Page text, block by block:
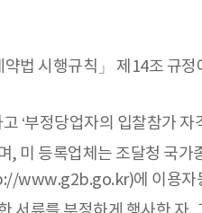
법 시행규칙」 제14조 규
‘부정당업자의 입찰참가
미 등록업체는 조달청 국가
www.g2b.go.kr)에 이용자